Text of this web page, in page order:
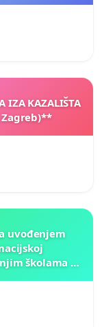
IZA KAZALIŠTA
Zagreb)**
uvođenjem
školama u